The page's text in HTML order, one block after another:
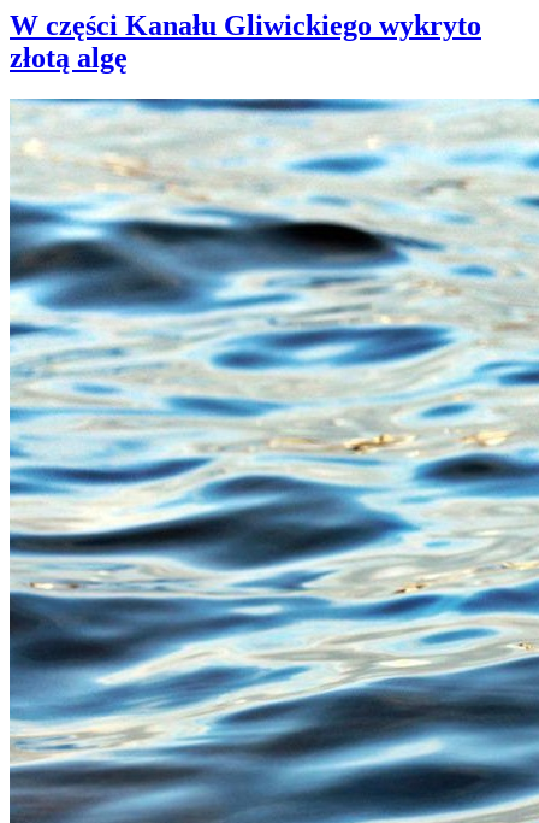
W części Kanału Gliwickiego wykryto
złotą algę